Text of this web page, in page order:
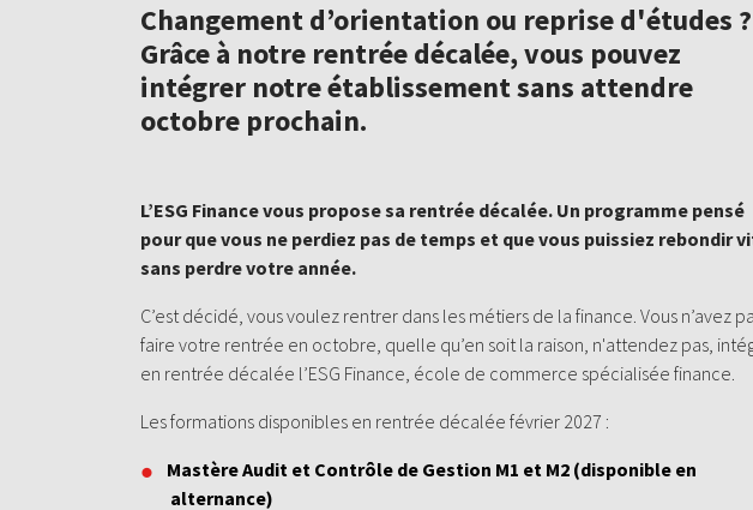
Changement d’orientation ou reprise d'études ?
Grâce à notre rentrée décalée, vous pouvez
intégrer notre établissement sans attendre
octobre prochain.
L’ESG Finance vous propose sa rentrée décalée. Un programme pensé
pour que vous ne perdiez pas de temps et que vous puissiez rebondir
sans perdre votre année.
C’est décidé, vous voulez rentrer dans les métiers de la finance. Vous n’avez
faire votre rentrée en octobre, quelle qu’en soit la raison, n'attendez pas,
en rentrée décalée l’ESG Finance, école de commerce spécialisée finance.
Les formations disponibles en rentrée décalée février 2027 :
Mastère Audit et Contrôle de Gestion M1 et M2 (disponible en
alternance)